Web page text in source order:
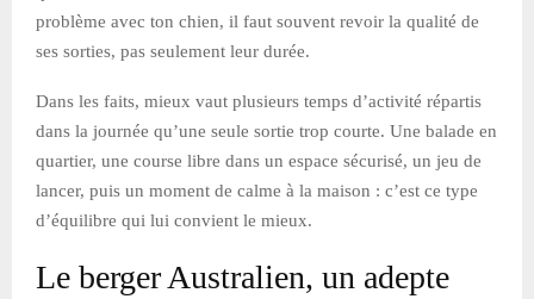
problème avec ton chien, il faut souvent revoir la qualité de
ses sorties, pas seulement leur durée.
Dans les faits, mieux vaut plusieurs temps d’activité répartis
dans la journée qu’une seule sortie trop courte. Une balade en
quartier, une course libre dans un espace sécurisé, un jeu de
lancer, puis un moment de calme à la maison : c’est ce type
d’équilibre qui lui convient le mieux.
Le berger Australien, un adepte